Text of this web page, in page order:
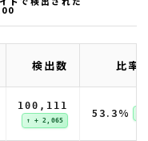
検出数 比率
100,111
↑ + 2,065 53.3%